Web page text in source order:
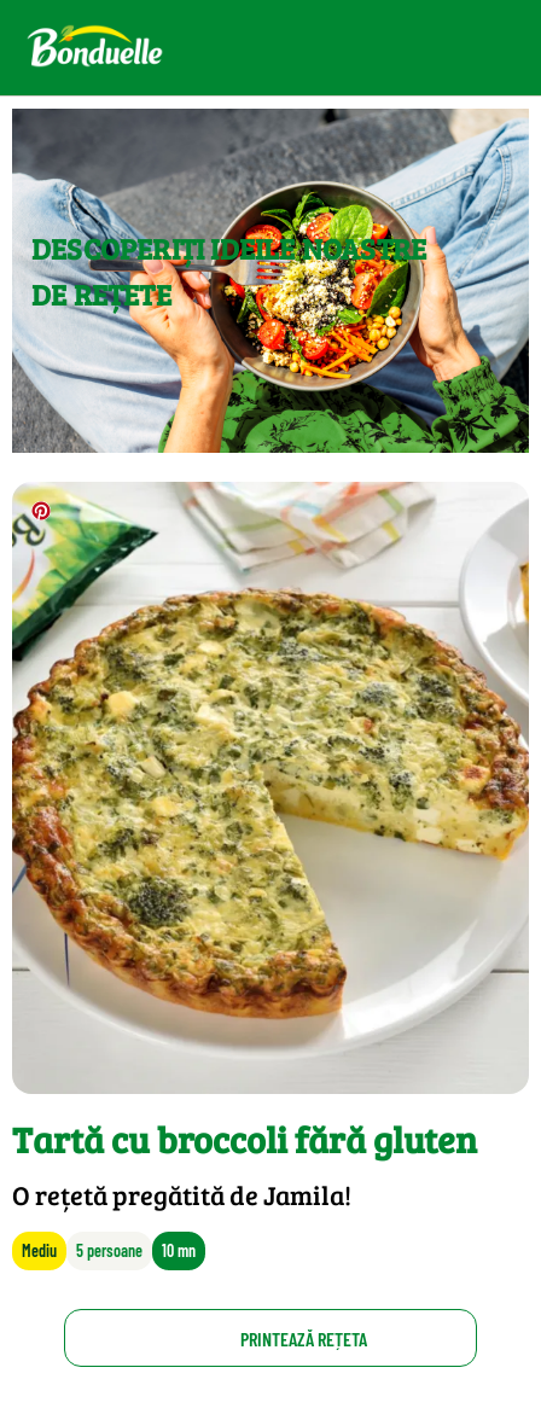
DESCOPERIȚI IDEILE NOASTRE
DE REȚETE
Tartă cu broccoli fără gluten
O rețetă pregătită de Jamila!
Mediu 5 persoane 10 mn
PRINTEAZĂ REȚETA